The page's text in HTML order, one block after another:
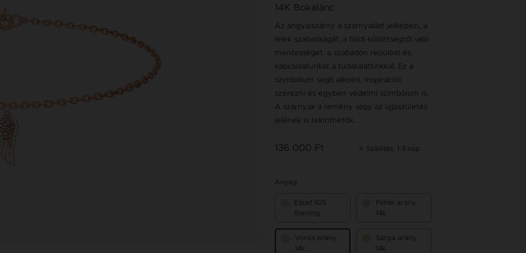
14K Bokalánc
Az angyalszárny a szárnyalást jelképezi, a
lélek szabadságát, a földi kötöttségtől való
mentességet, a szabadon repülést és
kapcsolatunkat a tudatalattinkkal. Ez a
szimbólum segít alkotni, inspirációt
szerezni és egyben védelmi szimbólum is.
A szárnyak a remény vagy az újjászületés
jelének is tekinthetők.
136 000 Ft Szállítás: 1-3 nap
Anyag
Ezüst 925
Sterling
Fehér arany
14k
Vörös arany
14k
Sárga arany
14k